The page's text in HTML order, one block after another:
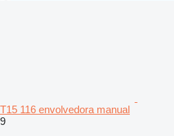
T15 116 envolvedora manual
9